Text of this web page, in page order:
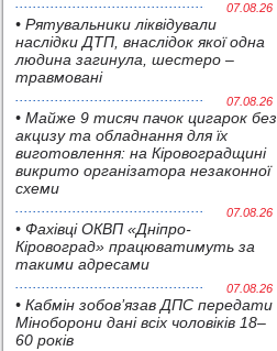
07.08.26
• Pятувальники ліквідували
наслідки ДТП, внаслідок якої одна
людина загинула, шестеро –
травмовані
07.08.26
• Майже 9 тисяч пачок цигарок без
акцизу та обладнання для їх
виготовлення: на Кіровоградщині
викрито організатора незаконної
схеми
07.08.26
• Фахівці ОКВП «Дніпро-
Кіровоград» працюватимуть за
такими адресами
07.08.26
• Кабмін зобов’язав ДПС передати
Міноборони дані всіх чоловіків 18–
60 років